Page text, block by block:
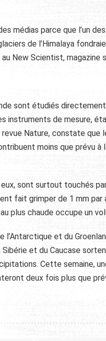
médias parce que l’un
de l’Himalaya
New Scientist, magazine
sont étudiés
instruments de mesure,
revue Nature, constate
moins que prévu à
sont surtout touchés
fait grimper de 1 mm par
plus chaude occupe un
et du
et du Caucase
Cette semaine,
deux fois plus que